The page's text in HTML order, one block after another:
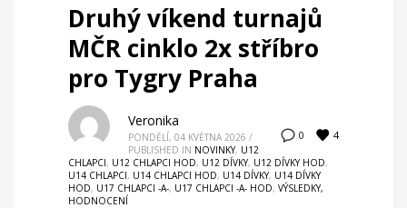
Druhý víkend turnajů
MČR cinklo 2x stříbro
pro Tygry Praha
0 4
Veronika
PONDĚLÍ, 04 KVĚTNA 2026 /
PUBLISHED IN NOVINKY, U12
CHLAPCI, U12 CHLAPCI HOD, U12 DÍVKY, U12 DÍVKY HOD,
U14 CHLAPCI, U14 CHLAPCI HOD, U14 DÍVKY, U14 DÍVKY
HOD, U17 CHLAPCI -A-, U17 CHLAPCI -A- HOD, VÝSLEDKY,
HODNOCENÍ